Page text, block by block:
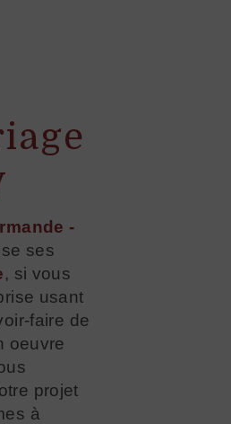
-
ses
, si vous
usant
faire de
oeuvre
projet
à